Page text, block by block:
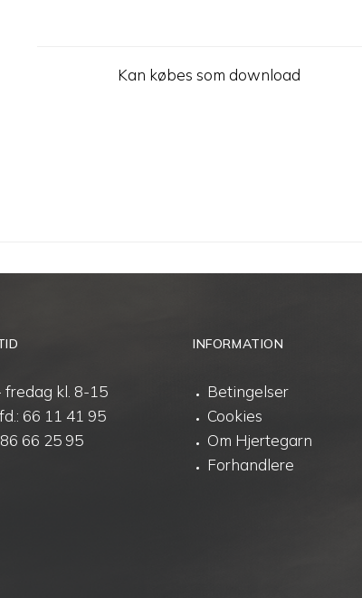
Kan købes som download
fredag kl. 8-15
66 11 41 95
86 66 25 95
INFORMATION
Betingelser
Cookies
Om Hjertegarn
Forhandlere